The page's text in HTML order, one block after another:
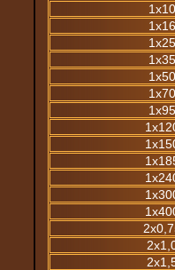
1х10
1х16
1х25
1х35
1х50
1х70
1х95